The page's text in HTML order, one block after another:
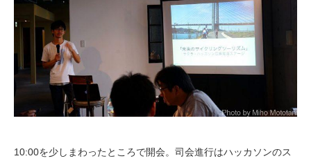
10:00を少しまわったところで開会。司会進行はハッカソンのス